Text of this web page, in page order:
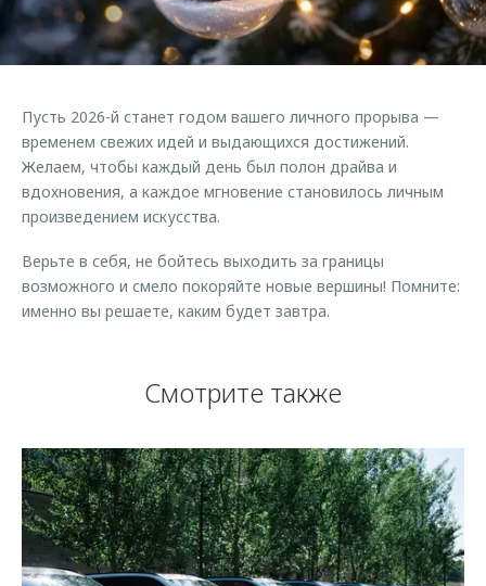
Страхование
Кредитный калькулятор
Одежда и сувениры
Оригинальные аксессуары
Запчасти
Калькулятор трейд-ин
Клиентская поддержка
O&J Автоклуб
Приложение O&J
Аксессуары
Одежда и сувениры
Оригинальные аксессуары
Запчасти
Обратная связь
Пусть 2026-й станет годом вашего личного прорыва —
временем свежих идей и выдающихся достижений.
Желаем, чтобы каждый день был полон драйва и
вдохновения, а каждое мгновение становилось личным
произведением искусства.
Верьте в себя, не бойтесь выходить за границы
возможного и смело покоряйте новые вершины! Помните:
именно вы решаете, каким будет завтра.
Смотрите также